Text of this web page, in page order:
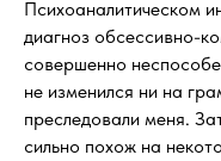
Психоаналитическом
диагноз обсессивно-
совершенно
не изменился ни на
преследовали меня.
сильно похож на